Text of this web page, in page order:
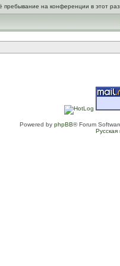
пребывание на конференции в этот раз
Powered by phpBB® Forum